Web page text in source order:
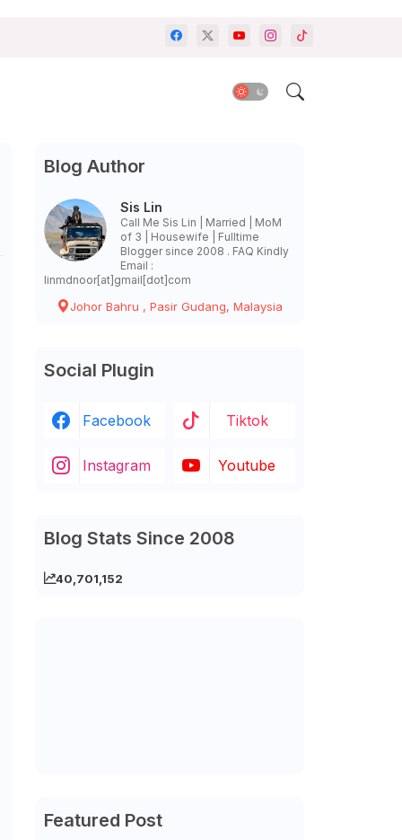
Blog Author
Sis Lin
Call Me Sis Lin | Married | MoM
of 3 | Housewife | Fulltime
Blogger since 2008 . FAQ Kindly
Email :
linmdnoor[at]gmail[dot]com
Johor Bahru , Pasir Gudang, Malaysia
Social Plugin
Facebook Tiktok
Instagram Youtube
Blog Stats Since 2008
40,701,152
Featured Post